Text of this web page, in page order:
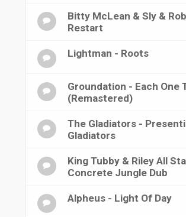
Bitty McLean & Sly &
Restart
Lightman - Roots
Groundation - Each One
(Remastered)
The Gladiators -
Gladiators
King Tubby & Riley All
Concrete Jungle Dub
Alpheus - Light Of Day